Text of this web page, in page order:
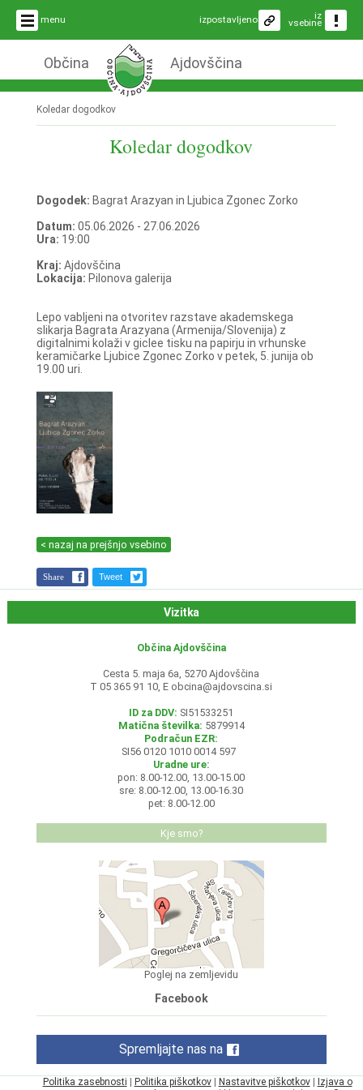
menu iz
vsebine
izpostavljeno
Občina Ajdovščina
Koledar dogodkov
Koledar dogodkov
Dogodek: Bagrat Arazyan in Ljubica Zgonec Zorko
Datum: 05.06.2026 - 27.06.2026
Ura: 19:00
Kraj: Ajdovščina
Lokacija: Pilonova galerija
Lepo vabljeni na otvoritev razstave akademskega
slikarja Bagrata Arazyana (Armenija/Slovenija) z
digitalnimi kolaži v giclee tisku na papirju in vrhunske
keramičarke Ljubice Zgonec Zorko v petek, 5. junija ob
19.00 uri.
< nazaj na prejšnjo vsebino
Share Tweet
Vizitka
Občina Ajdovščina
Cesta 5. maja 6a, 5270 Ajdovščina
T 05 365 91 10, E obcina@ajdovscina.si
ID za DDV: SI51533251
Matična številka: 5879914
Podračun EZR:
SI56 0120 1010 0014 597
Uradne ure:
pon: 8.00-12.00, 13.00-15.00
sre: 8.00-12.00, 13.00-16.30
pet: 8.00-12.00
Kje smo?
Poglej na zemljevidu
Facebook
Spremljajte nas na
Politika zasebnosti Politika piškotkov| Nastavitve piškotkov|
Izjava o